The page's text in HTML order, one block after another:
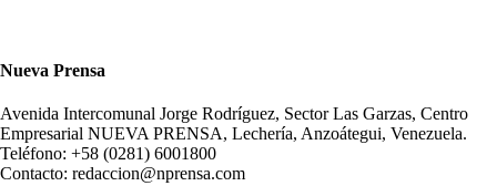
Nueva Prensa
Avenida Intercomunal Jorge Rodríguez, Sector Las Garzas, Centro
Empresarial NUEVA PRENSA, Lechería, Anzoátegui, Venezuela.
Teléfono: +58 (0281) 6001800
Contacto: redaccion@nprensa.com